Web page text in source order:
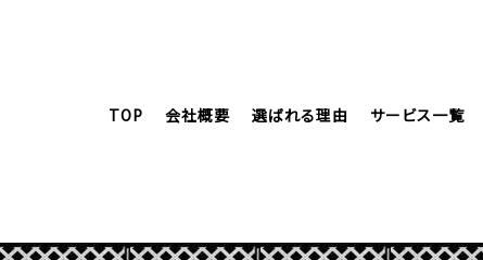
TOP 会社概要 選ばれる理由 サービス一覧